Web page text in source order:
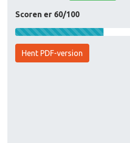
Scoren er 60/100
Hent PDF-version